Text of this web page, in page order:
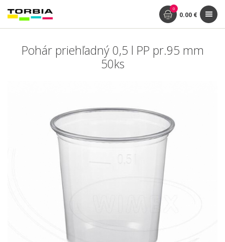
0
0.00 €
Pohár priehľadný 0,5 l PP pr.95 mm
50ks